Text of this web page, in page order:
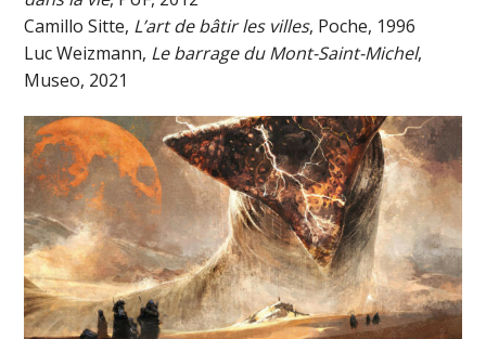
Camillo Sitte, L’art de bâtir les villes, Poche, 1996
Luc Weizmann, Le barrage du Mont-Saint-Michel,
Museo, 2021